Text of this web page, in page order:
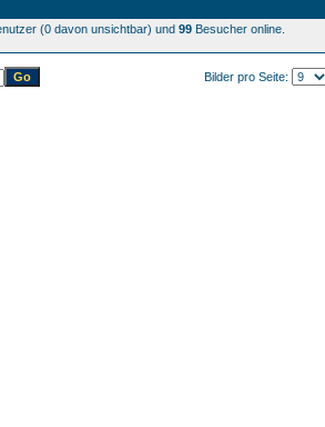
(0 davon unsichtbar) und 99 Besucher online.
Bilder pro Seite: